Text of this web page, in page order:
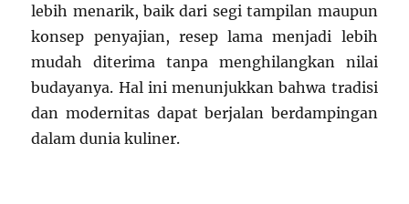
lebih menarik, baik dari segi tampilan maupun
konsep penyajian, resep lama menjadi lebih
mudah diterima tanpa menghilangkan nilai
budayanya. Hal ini menunjukkan bahwa tradisi
dan modernitas dapat berjalan berdampingan
dalam dunia kuliner.